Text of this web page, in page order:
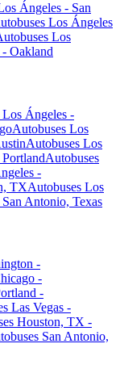
Ángeles - San
Los Ángeles
Los
Oakland
Los Ángeles -
Autobuses Los
Autobuses Los
Autobuses
-
TXAutobuses Los
Antonio, Texas
-
-
-
Las Vegas -
Houston, TX -
San Antonio,